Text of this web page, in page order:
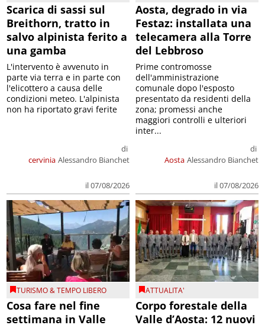
Scarica di sassi sul
Breithorn, tratto in
salvo alpinista ferito a
una gamba
cervinia
di
Alessandro Bianchet
il 07/08/2026
L'intervento è avvenuto in
parte via terra e in parte con
l'elicottero a causa delle
condizioni meteo. L'alpinista
non ha riportato gravi ferite
Aosta, degrado in via
Festaz: installata una
telecamera alla Torre
del Lebbroso
Aosta
di
Alessandro Bianchet
il 07/08/2026
Prime contromosse
dell'amministrazione
comunale dopo l'esposto
presentato da residenti della
zona; promessi anche
maggiori controlli e ulteriori
inter...
TURISMO & TEMPO LIBERO
Cosa fare nel fine
settimana in Valle
ATTUALITA'
Corpo forestale della
Valle d’Aosta: 12 nuovi